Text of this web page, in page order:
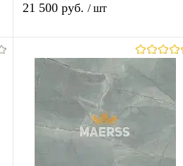
21 500 руб. / шт
В корзину
Купить в 1 клик К сравнению
В избранное
Толщина (Ваш Выбор)